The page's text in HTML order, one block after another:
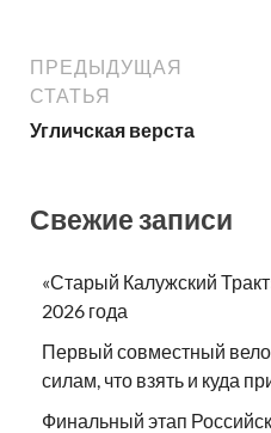
ПРЕДЫДУЩАЯ
СТАТЬЯ
Угличская верста
Свежие записи
«Старый Калужский
2026 года
Первый совместный
силам, что взять и куда
Финальный этап